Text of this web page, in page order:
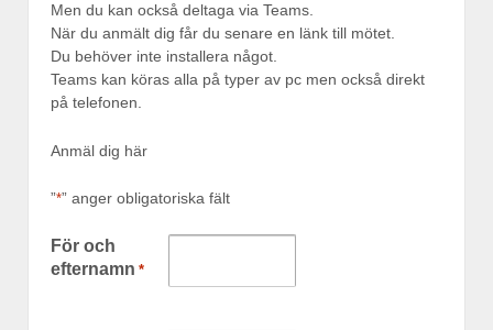
Men du kan också deltaga via Teams.
När du anmält dig får du senare en länk till mötet.
Du behöver inte installera något.
Teams kan köras alla på typer av pc men också direkt
på telefonen.
Anmäl dig här
”*” anger obligatoriska fält
För och
efternamn *